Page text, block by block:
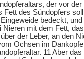
der vor
Fett des Sündopfers
bedeckt,
Nieren mit dem Fett,
der Leber, an den
Ochsen im
11 Aber